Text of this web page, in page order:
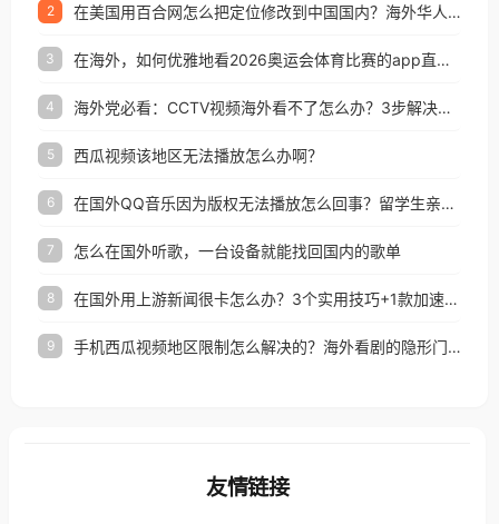
2 在美国用百合网怎么把定位修改到中国国内？海外华人必备的回国加速指南
3 在海外，如何优雅地看2026奥运会体育比赛的app直播？
4 海外党必看：CCTV视频海外看不了怎么办？3步解决地区限制+追剧自由
5 西瓜视频该地区无法播放怎么办啊？
6 在国外QQ音乐因为版权无法播放怎么回事？留学生亲测有效的解决办法
7 怎么在国外听歌，一台设备就能找回国内的歌单
8 在国外用上游新闻很卡怎么办？3个实用技巧+1款加速器解决海外看国内内容难题
9 手机西瓜视频地区限制怎么解决的？海外看剧的隐形门与钥匙
友情链接